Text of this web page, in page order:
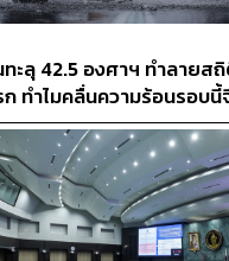
ทะลุ 42.5 องศาฯ ทำลายส
ทำไมคลื่นความร้อนรอบนี้